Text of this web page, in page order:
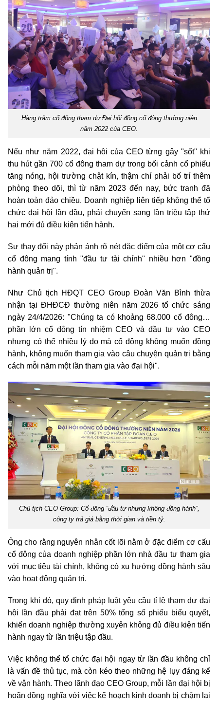
Hàng trăm cổ đông tham dự Đại hội đồng cổ đông thường niên
năm 2022 của CEO.
Nếu như năm 2022, đại hội của CEO từng gây "sốt" khi
thu hút gần 700 cổ đông tham dự trong bối cảnh cổ phiếu
tăng nóng, hội trường chật kín, thậm chí phải bố trí thêm
phòng theo dõi, thì từ năm 2023 đến nay, bức tranh đã
hoàn toàn đảo chiều. Doanh nghiệp liên tiếp không thể tổ
chức đại hội lần đầu, phải chuyển sang lần triệu tập thứ
hai mới đủ điều kiện tiến hành.
Sự thay đổi này phản ánh rõ nét đặc điểm của một cơ cấu
cổ đông mang tính "đầu tư tài chính" nhiều hơn "đồng
hành quản trị".
Như Chủ tịch HĐQT CEO Group Đoàn Văn Bình thừa
nhận tại ĐHĐCĐ thường niên năm 2026 tổ chức sáng
ngày 24/4/2026: "Chúng ta có khoảng 68.000 cổ đông…
phần lớn cổ đông tín nhiệm CEO và đầu tư vào CEO
nhưng có thể nhiều lý do mà cổ đông không muốn đồng
hành, không muốn tham gia vào câu chuyện quản trị bằng
cách mỗi năm một lần tham gia vào đại hội".
Chủ tịch CEO Group: Cổ đông “đầu tư nhưng không đồng hành”,
công ty trả giá bằng thời gian và tiền tỷ.
Ông cho rằng nguyên nhân cốt lõi nằm ở đặc điểm cơ cấu
cổ đông của doanh nghiệp phần lớn nhà đầu tư tham gia
với mục tiêu tài chính, không có xu hướng đồng hành sâu
vào hoạt động quản trị.
Trong khi đó, quy định pháp luật yêu cầu tỉ lệ tham dự đại
hội lần đầu phải đạt trên 50% tổng số phiếu biểu quyết,
khiến doanh nghiệp thường xuyên không đủ điều kiện tiến
hành ngay từ lần triệu tập đầu.
Việc không thể tổ chức đại hội ngay từ lần đầu không chỉ
là vấn đề thủ tục, mà còn kéo theo những hệ lụy đáng kể
về vận hành. Theo lãnh đạo CEO Group, mỗi lần đại hội bị
hoãn đồng nghĩa với việc kế hoạch kinh doanh bị chậm lại